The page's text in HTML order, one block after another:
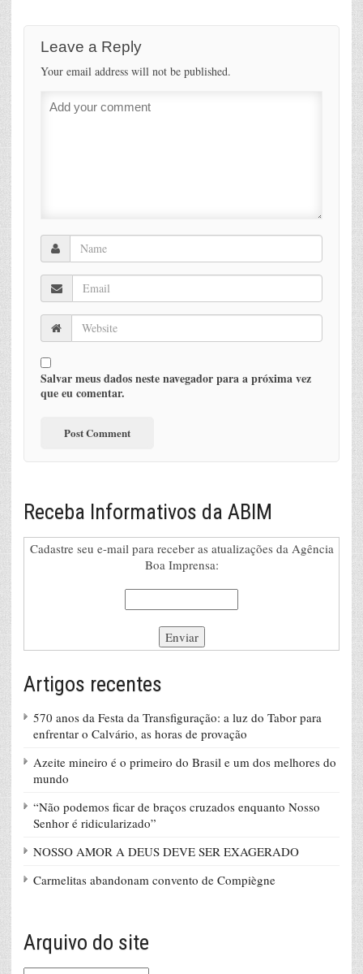
Leave a Reply
Your email address will not be published.
Salvar meus dados neste navegador para a próxima vez
que eu comentar.
Receba Informativos da ABIM
Cadastre seu e-mail para receber as atualizações da Agência
Boa Imprensa:
Artigos recentes
570 anos da Festa da Transfiguração: a luz do Tabor para
enfrentar o Calvário, as horas de provação
Azeite mineiro é o primeiro do Brasil e um dos melhores do
mundo
“Não podemos ficar de braços cruzados enquanto Nosso
Senhor é ridicularizado”
NOSSO AMOR A DEUS DEVE SER EXAGERADO
Carmelitas abandonam convento de Compiègne
Arquivo do site